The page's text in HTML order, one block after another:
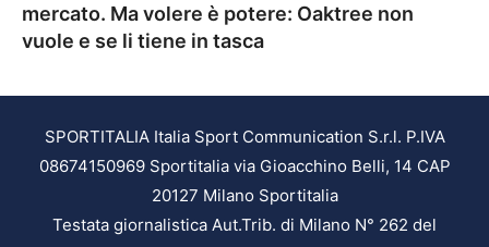
mercato. Ma volere è potere: Oaktree non
vuole e se li tiene in tasca
SPORTITALIA Italia Sport Communication S.r.l. P.IVA
08674150969 Sportitalia via Gioacchino Belli, 14 CAP
20127 Milano Sportitalia
Testata giornalistica Aut.Trib. di Milano N° 262 del